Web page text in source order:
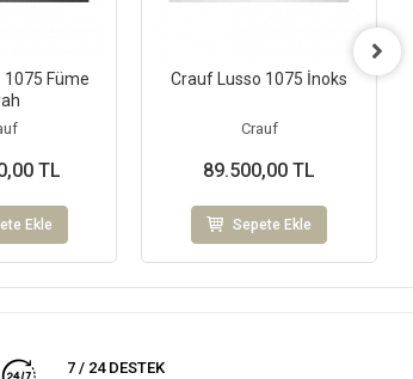
Füme
TL
Ekle
Crauf Lusso 1075 İnoks
Crauf
89.500,00 TL
Sepete Ekle
7 / 24 DESTEK